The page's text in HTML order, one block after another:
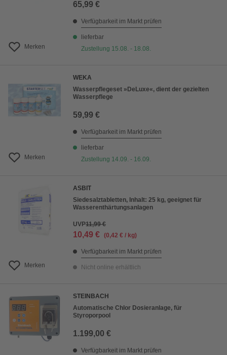
Merken
65,99 €
Verfügbarkeit im Markt prüfen
lieferbar
Zustellung 15.08. - 18.08.
Merken
WEKA
Wasserpflegeset »DeLuxe«, dient der gezielten
Wasserpflege
59,99 €
Verfügbarkeit im Markt prüfen
lieferbar
Zustellung 14.09. - 16.09.
Merken
ASBIT
Siedesalztabletten, Inhalt: 25 kg, geeignet für
Wasserenthärtungsanlagen
UVP11,99 €
10,49 € (0,42 € / kg)
Verfügbarkeit im Markt prüfen
Nicht online erhältlich
STEINBACH
Automatische Chlor Dosieranlage, für
Styroporpool
1.199,00 €
Verfügbarkeit im Markt prüfen